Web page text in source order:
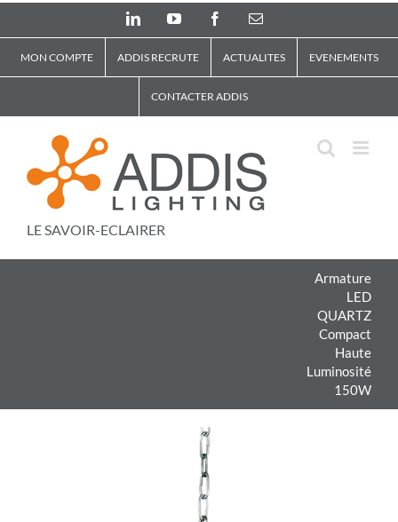
LinkedInYouTube FacebookEmail
MON COMPTE ADDIS RECRUTE ACTUALITES EVENEMENTS
CONTACTER ADDIS
LE SAVOIR-ECLAIRER
Armature
LED
QUARTZ
Compact
Haute
Luminosité
150W